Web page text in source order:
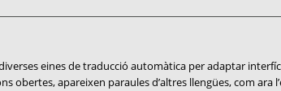
eines de traducció automàtica per adaptar
obertes, apareixen paraules d’altres llengües, com ara